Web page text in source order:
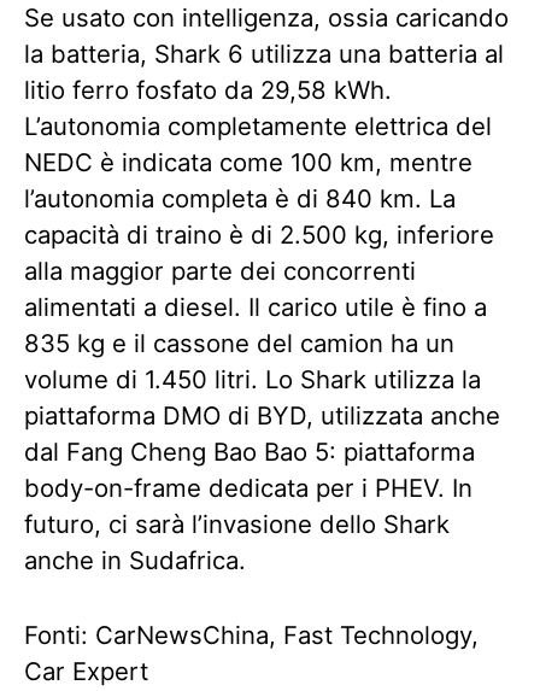
Se usato con intelligenza, ossia caricando
la batteria, Shark 6 utilizza una batteria al
litio ferro fosfato da 29,58 kWh.
L’autonomia completamente elettrica del
NEDC è indicata come 100 km, mentre
l’autonomia completa è di 840 km. La
capacità di traino è di 2.500 kg, inferiore
alla maggior parte dei concorrenti
alimentati a diesel. Il carico utile è fino a
835 kg e il cassone del camion ha un
volume di 1.450 litri. Lo Shark utilizza la
piattaforma DMO di BYD, utilizzata anche
dal Fang Cheng Bao Bao 5: piattaforma
body-on-frame dedicata per i PHEV. In
futuro, ci sarà l’invasione dello Shark
anche in Sudafrica.
Fonti: CarNewsChina, Fast Technology,
Car Expert